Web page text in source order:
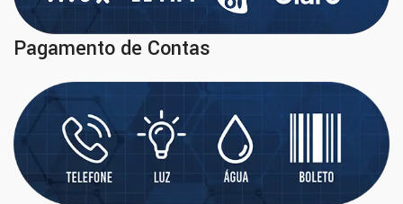
Pagamento de Contas